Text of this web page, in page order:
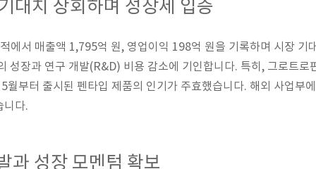
대치 상회하며 성장세 입증
에서 매출액 1,795억 원, 영업이익 198억 원을 기록하며 시장 기
성장과 연구 개발(R&D) 비용 감소에 기인합니다. 특히, 그로트로
월부터 출시된 펜타입 제품의 인기가 주효했습니다. 해외 사업부
니다.
과 성장 모멘텀 확보